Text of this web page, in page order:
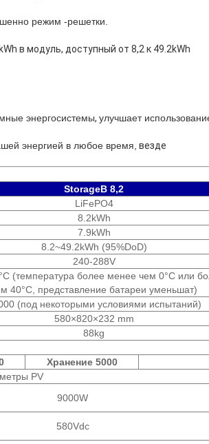
режим -решетки.
в модуль, доступный от 8,2 к 49.2kWh
энергосистемы, улучшает
энергией в любое время, везде
StorageB 8,2
LiFePO4
8.2kWh
7.9kWh
8.2~49.2kWh (95%DoD)
240-288V
(температура более менее чем 0°C или
40°C, представление батареи уменьшат)
(под некоторыми условиями испытаний)
580×820×232 mm
88kg
Хранение 5000
PV
9000W
580Vdc